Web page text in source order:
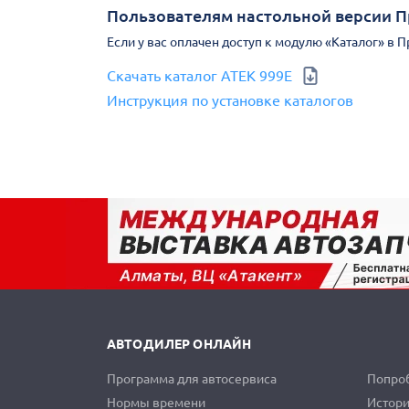
Пользователям настольной версии
Если у вас оплачен доступ к модулю «Каталог» в
Скачать каталог АТЕК 999Е
Инструкция по установке каталогов
АВТОДИЛЕР ОНЛАЙН
Программа для автосервиса
Нормы времени